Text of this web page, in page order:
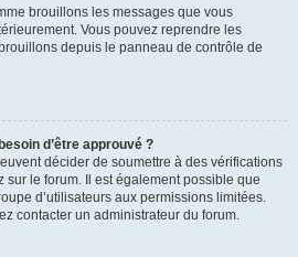
brouillons les messages que vous
Vous pouvez reprendre les
depuis le panneau de contrôle de
d’être approuvé ?
décider de soumettre à des vérifications
sur le forum. Il est également possible que
d’utilisateurs aux permissions limitées.
contacter un administrateur du forum.